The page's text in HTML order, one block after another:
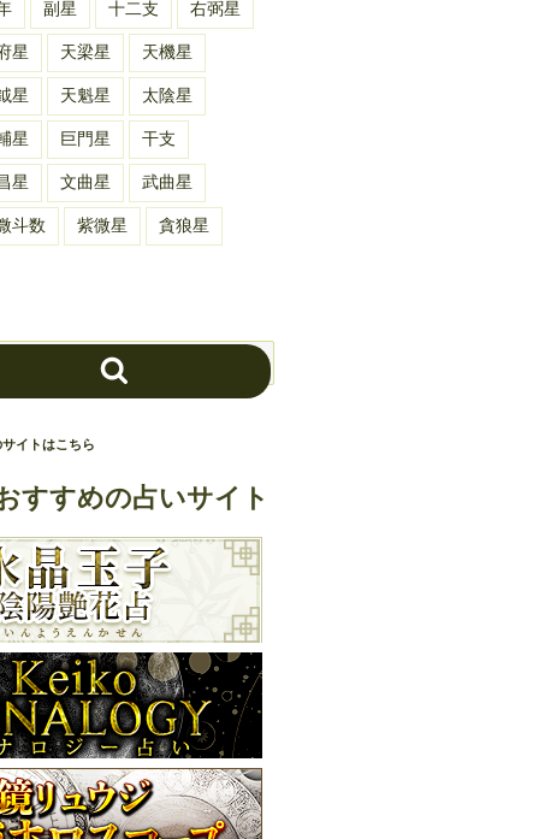
副星 十二支 右弼星
星 天梁星 天機星
星 天魁星 太陰星
星 巨門星 干支
星 文曲星 武曲星
斗数 紫微星 貪狼星
索
イトはこちら
すすめの占いサイト